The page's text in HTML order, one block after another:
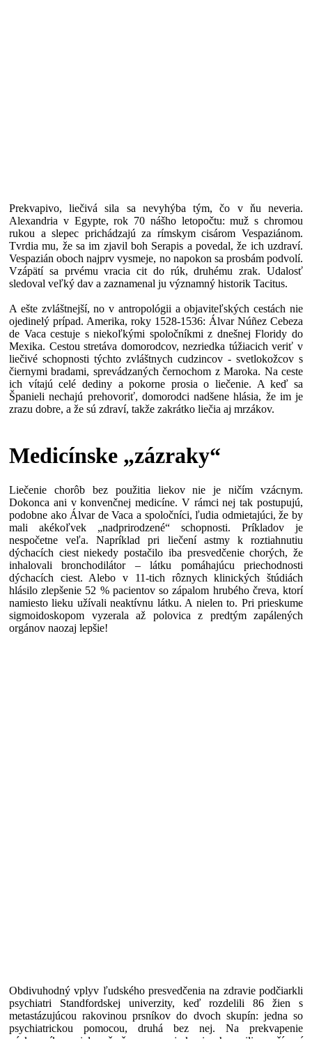
Prekvapivo, liečivá sila sa nevyhýba tým, čo v ňu neveria.
Alexandria v Egypte, rok 70 nášho letopočtu: muž s chromou
rukou a slepec prichádzajú za rímskym cisárom Vespaziánom.
Tvrdia mu, že sa im zjavil boh Serapis a povedal, že ich uzdraví.
Vespazián oboch najprv vysmeje, no napokon sa prosbám podvolí.
Vzápätí sa prvému vracia cit do rúk, druhému zrak. Udalosť
sledoval veľký dav a zaznamenal ju významný historik Tacitus.
A ešte zvláštnejší, no v antropológii a objaviteľských cestách nie
ojedinelý prípad. Amerika, roky 1528-1536: Álvar Núñez Cebeza
de Vaca cestuje s niekoľkými spoločníkmi z dnešnej Floridy do
Mexika. Cestou stretáva domorodcov, nezriedka túžiacich veriť v
liečivé schopnosti týchto zvláštnych cudzincov - svetlokožcov s
čiernymi bradami, sprevádzaných černochom z Maroka. Na ceste
ich vítajú celé dediny a pokorne prosia o liečenie. A keď sa
Španieli nechajú prehovoriť, domorodci nadšene hlásia, že im je
zrazu dobre, a že sú zdraví, takže zakrátko liečia aj mrzákov.
Medicínske „zázraky“
Liečenie chorôb bez použitia liekov nie je ničím vzácnym.
Dokonca ani v konvenčnej medicíne. V rámci nej tak postupujú,
podobne ako Álvar de Vaca a spoločníci, ľudia odmietajúci, že by
mali akékoľvek „nadprirodzené“ schopnosti. Príkladov je
nespočetne veľa. Napríklad pri liečení astmy k roztiahnutiu
dýchacích ciest niekedy postačilo iba presvedčenie chorých, že
inhalovali bronchodilátor – látku pomáhajúcu priechodnosti
dýchacích ciest. Alebo v 11-tich rôznych klinických štúdiách
hlásilo zlepšenie 52 % pacientov so zápalom hrubého čreva, ktorí
namiesto lieku užívali neaktívnu látku. A nielen to. Pri prieskume
sigmoidoskopom vyzerala až polovica z predtým zapálených
orgánov naozaj lepšie!
Obdivuhodný vplyv ľudského presvedčenia na zdravie podčiarkli
psychiatri Standfordskej univerzity, keď rozdelili 86 žien s
metastázujúcou rakovinou prsníkov do dvoch skupín: jedna so
psychiatrickou pomocou, druhá bez nej. Na prekvapenie